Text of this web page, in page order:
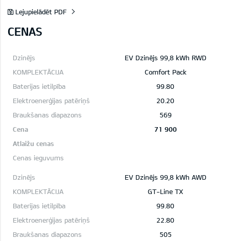
Lejupielādēt PDF
CENAS
EV Dzinējs 99,8 kWh RWD
Comfort Pack
99.80
20.20
569
71 900
EV Dzinējs 99,8 kWh AWD
GT-Line TX
99.80
22.80
505